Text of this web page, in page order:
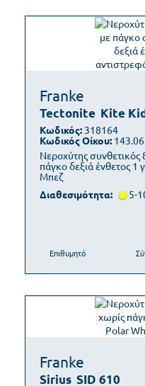
Franke
Tectonite Kite
Νεροχύτης
πάγκο δεξιά ένθετος
Μπεζ
Κωδικός: 318164
Κωδικός Οίκου:
Διαθεσιμότητα: 5-
Επιθυμητό
Franke
Sirius SID 610